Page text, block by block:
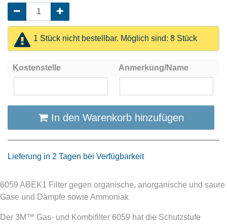
1 Stück nicht bestellbar. Möglich sind: 8 Stück
Kostenstelle Anmerkung/Name
In den Warenkorb hinzufügen
Lieferung in 2 Tagen bei Verfügbarkeit
6059 ABEK1 Filter gegen organische, anorganische und saure
Gase und Dämpfe sowie Ammoniak
Der 3M™ Gas- und Kombifilter 6059 hat die Schutzstufe